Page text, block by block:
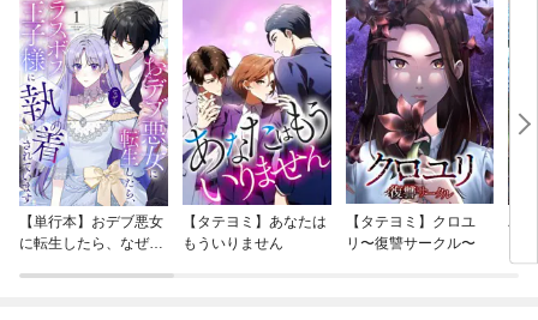
【単行本】おデブ悪女
に転生したら、なぜか
【タテヨミ】あなたは
もういりません
【タテヨミ】クロユ
リ〜復讐サークル〜
バ
今